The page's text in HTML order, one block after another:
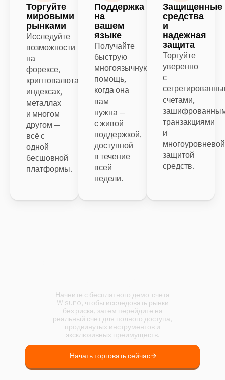
Торгуйте
мировыми
рынками
Исследуйте
возможности
на
форексе,
криптовалютах,
индексах,
металлах
и многом
другом —
всё с
одной
бесшовной
платформы.
Поддержка
на
вашем
языке
Получайте
быструю
многоязычную
помощь,
когда она
вам
нужна —
с живой
поддержкой,
доступной
в течение
всей
недели.
Защищенные
средства
и
надежная
защита
Торгуйте
уверенно
с
счетами,
транзакциями
и
многоуровневой
защитой
средств.
Начните с бесплатного демо-счета
Wisuno, чтобы исследовать рынки
без риска, затем перейдите на
реальный счет для полного доступа,
продвинутых инструментов и
эксклюзивных преимуществ.
Начать торговать сейчас